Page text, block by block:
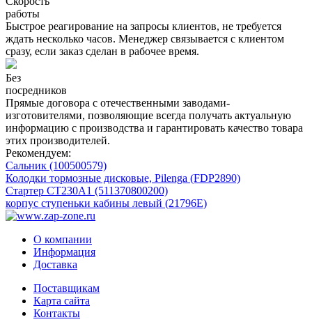
работы
Быстрое реагирование на запросы клиентов, не требуется
ждать несколько часов. Менеджер связывается с клиентом
сразу, если заказ сделан в рабочее время.
Без
посредников
Прямые договора с отечественными заводами-
изготовителями, позволяющие всегда получать актуальную
информацию с производства и гарантировать качество товара
этих производителей.
Рекомендуем:
Сальник (100500579)
Колодки тормозные дисковые, Pilenga (FDP2890)
Стартер СТ230А1 (511370800200)
корпус ступеньки кабины левый (21796E)
О компании
Информация
Доставка
Поставщикам
Карта сайта
Контакты